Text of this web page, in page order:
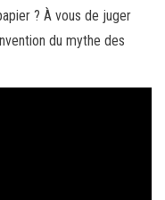
? À vous de juger
du mythe des